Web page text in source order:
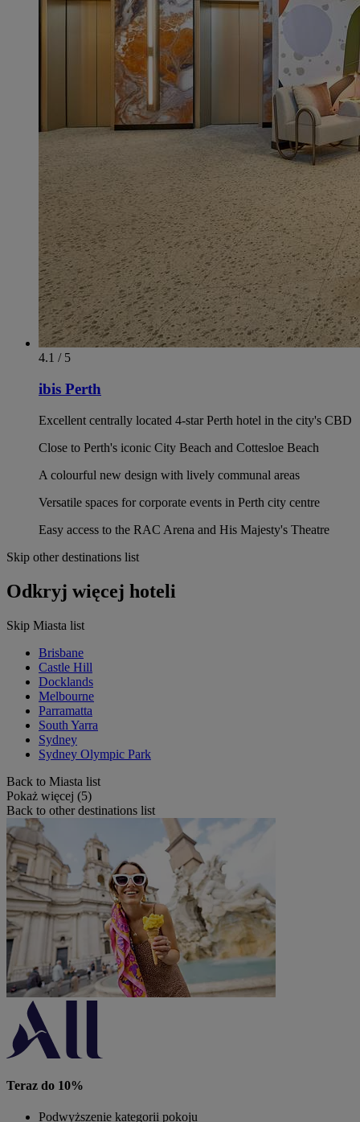
4.1 / 5
ibis Perth
Excellent centrally located 4-star Perth hotel in the city's CBD
Close to Perth's iconic City Beach and Cottesloe Beach
A colourful new design with lively communal areas
Versatile spaces for corporate events in Perth city centre
Easy access to the RAC Arena and His Majesty's Theatre
Skip other destinations list
Odkryj więcej hoteli
Skip Miasta list
Brisbane
Castle Hill
Docklands
Melbourne
Parramatta
South Yarra
Sydney
Sydney Olympic Park
Back to Miasta list
Pokaż więcej (5)
Back to other destinations list
Teraz do 10%
Podwyższenie kategorii pokoju